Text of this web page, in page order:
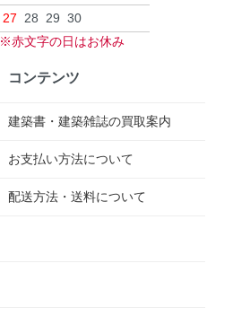
27 28 29 30
※赤文字の日はお休み
コンテンツ
建築書・建築雑誌の買取案内
お支払い方法について
配送方法・送料について